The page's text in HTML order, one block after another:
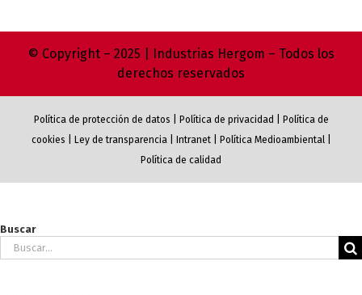
© Copyright – 2025 | Industrias Hergom – Todos los
derechos reservados
Política de protección de datos Política de privacidad
Política de
cookies
Ley de transparencia| Intranet| Política Medioambiental|
Política de calidad
Buscar
Buscar: